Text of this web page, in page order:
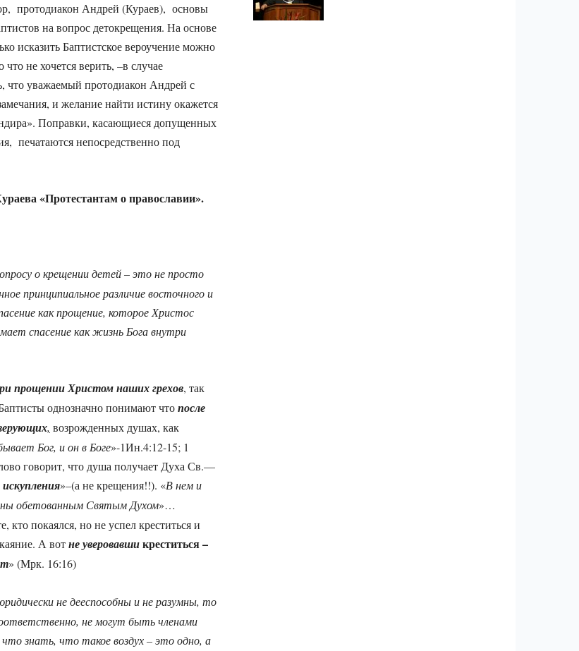
протодиакон Андрей (Кураев), основы
на вопрос детокрещения. На основе
исказить Баптистское вероучение можно
не хочется верить, –в случае
что уважаемый протодиакон Андрей с
и желание найти истину окажется
Поправки, касающиеся допущенных
печатаются непосредственно под
«Протестантам о православии».
о крещении детей – это не просто
принципиальное различие восточного и
как прощение, которое Христос
спасение как жизнь Бога внутри
прощении Христом наших грехов, так
однозначно понимают чтопосле
, возрожденных душах, как
Бог, и он в Боге»-1Ин.4:12-15; 1
говорит, что душа получает Духа Св.—
искупления»–(а не крещения!!). «В нем и
обетованным Святым Духом»…
покаялся, но не успел креститься и
А вотне уверовавшикреститься –
» (Мрк. 16:16)
не дееспособны и не разумны, то
не могут быть членами
знать, что такое воздух – это одно, а